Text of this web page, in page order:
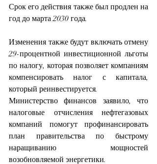
Срок его действия также был продлен на
год до марта 2030 года.
Изменения также будут включать отмену
29-процентной инвестиционной льготы
по налогу, которая позволяет компаниям
компенсировать налог с капитала,
который реинвестируется.
Министерство финансов заявило, что
налоговые отчисления нефтегазовых
компаний помогут профинансировать
план правительства по быстрому
наращиванию мощностей
возобновляемой энергетики.